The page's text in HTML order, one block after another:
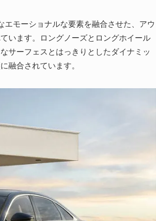
モーショナルな要素を融合させた、アウ
います。ロングノーズとロングホイール
サーフェスとはっきりとしたダイナミッ
融合されています。